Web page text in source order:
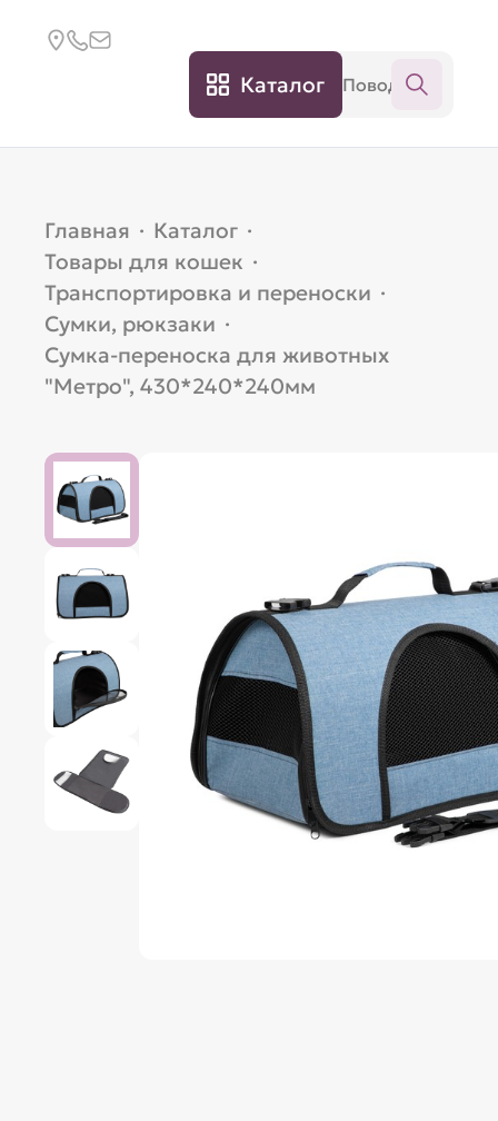
Каталог
Главная · Каталог ·
Товары для кошек ·
Транспортировка и переноски ·
Сумки, рюкзаки ·
Сумка-переноска для животных
"Метро", 430*240*240мм